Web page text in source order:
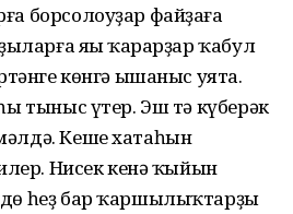
борсолоуҙар файҙаға
яңы ҡарарҙар ҡабул
көнгә ышаныс уята.
тыныс үтер. Эш тә күберәк
Кеше хатаһын
Нисек кенә ҡыйын
һеҙ бар ҡаршылыҡтарҙы